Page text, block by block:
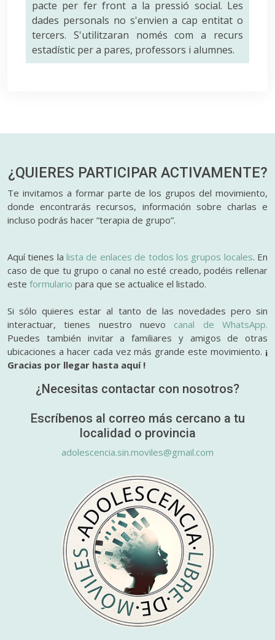
pacte per fer front a la pressió social. Les
dades personals no s'envien a cap entitat o
tercers. S'utilitzaran només com a recurs
estadístic per a pares, professors i alumnes.
¿QUIERES PARTICIPAR ACTIVAMENTE?
Te invitamos a formar parte de los grupos del movimiento,
donde encontrarás recursos, información sobre charlas e
incluso podrás hacer “terapia de grupo”.
Aquí tienes lalista de enlaces de todos los grupos locales. En
caso de que tu grupo o canal no esté creado, podéis rellenar
este formulario para que se actualice el listado.
Si sólo quieres estar al tanto de las novedades pero sin
interactuar, tienes nuestro nuevo canal de WhatsApp.
Puedes también invitar a familiares y amigos de otras
ubicaciones a hacer cada vez más grande este movimiento. ¡
Gracias por llegar hasta aquí !
¿Necesitas contactar con nosotros?
Escríbenos al correo más cercano a tu
localidad o provincia
adolescencia.sin.moviles@gmail.com